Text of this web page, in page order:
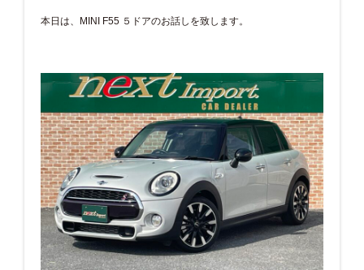
本日は、MINI F55 ５ドアのお話しを致します。